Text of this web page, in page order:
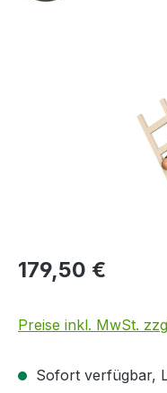
179,50 €
Preise inkl. MwSt.
Sofort verfügbar,